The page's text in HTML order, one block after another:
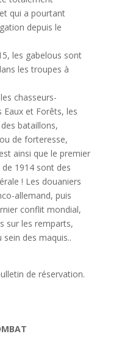
qui a pourtant
depuis le
les gabelous sont
les troupes à
chasseurs-
Eaux et Forêts, les
bataillons,
de forteresse,
ainsi que le premier
1914 sont des
! Les douaniers
allemand, puis
conflit mondial,
sur les remparts,
des maquis..
de réservation.